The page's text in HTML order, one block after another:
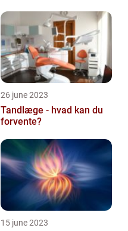
26 june 2023
Tandlæge - hvad kan du
forvente?
15 june 2023